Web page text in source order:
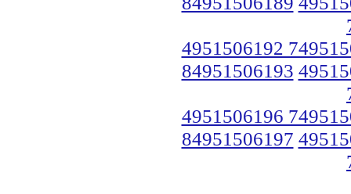
4951506192
84951506193
4951506196
84951506197